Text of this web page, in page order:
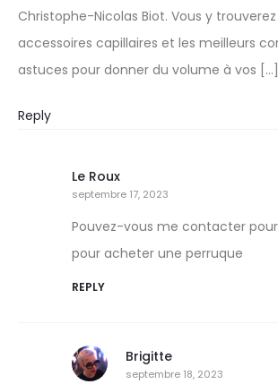
Christophe-Nicolas Biot. Vous y
accessoires capillaires et les meilleurs
astuces pour donner du volume à vos […]
Reply
Le Roux
septembre 17, 2023
Pouvez-vous me contacter
pour acheter une perruque
REPLY
Brigitte
septembre 18, 2023